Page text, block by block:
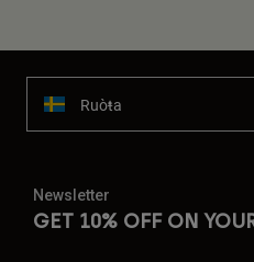
Ruoŧŧa
Newsletter
GET 10% OFF ON